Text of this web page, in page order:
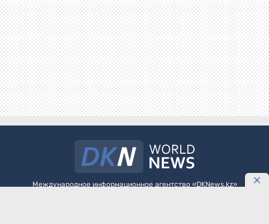
Международное информационное агентство «DKNews.kz»